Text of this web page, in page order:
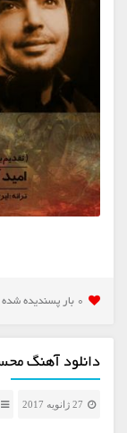
0 بار پسنديده شده است
دانلود آهنگ
27 ژانویه 2017